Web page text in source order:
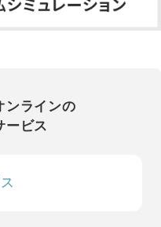
ンラインの
ービス